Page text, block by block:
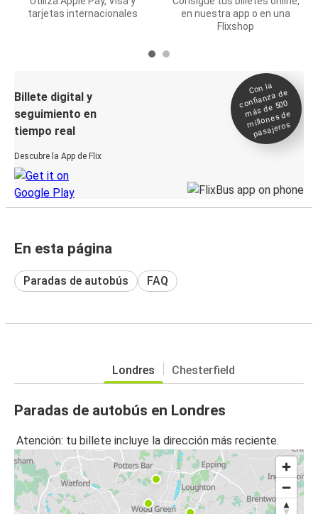
tarjetas internacionales
en nuestra app o en una
Flixshop
Billete digital y
seguimiento en
tiempo real
Descubre la App de Flix
Con la
confianza de
más de 500
millones de
pasajeros
En esta página
Paradas de autobús FAQ
Londres Chesterfield
Paradas de autobús en Londres
Atención: tu billete incluye la dirección más reciente.